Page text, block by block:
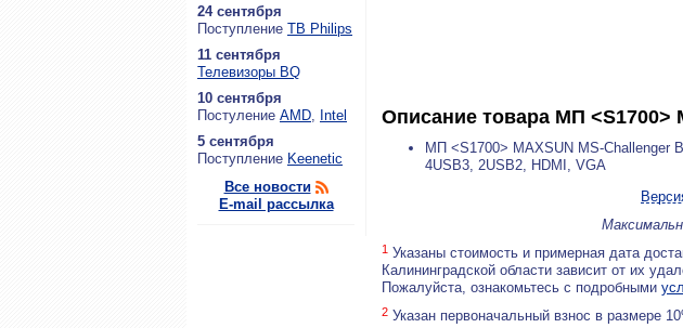
24 сентября
По­ступ­ле­ние ТВ Philips
11 сентября
Теле­ви­зо­ры BQ
10 сентября
По­сту­ле­ние AMD, Intel
5 сентября
По­ступ­ле­ние Keenetic
Все новости
E-mail рассылка
Описание товара МП <S1700>
МП <S1700> MAXSUN MS-Challenger
4USB3, 2USB2, HDMI, VGA
1 Указаны стоимость и примерная дата
Калининградской области зависит от их
Пожалуйста, ознакомьтесь с подробными
2 Указан первоначальный взнос в размере